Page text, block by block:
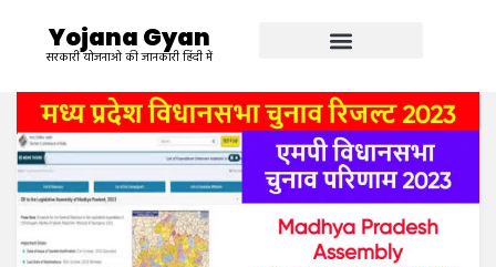
Yojana Gyan
सरकारी योजनाओ की जानकारी हिंदी में